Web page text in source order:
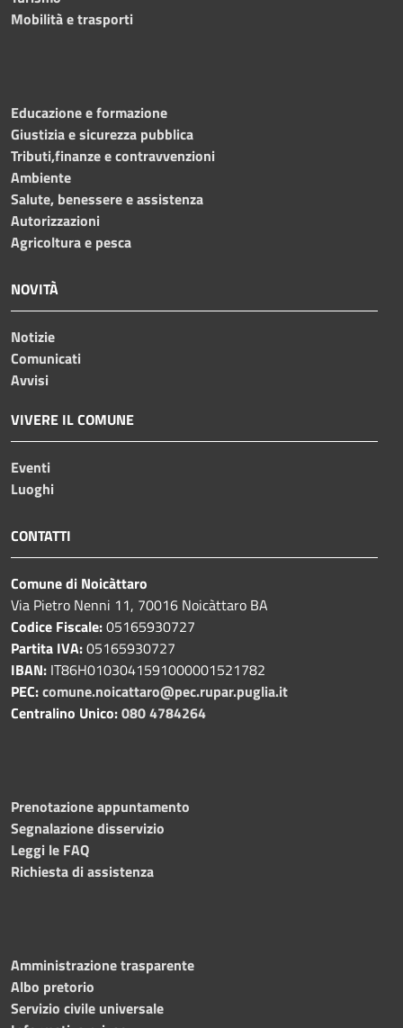
Mobilità e trasporti
Educazione e formazione
Giustizia e sicurezza pubblica
Tributi,finanze e contravvenzioni
Ambiente
Salute, benessere e assistenza
Autorizzazioni
Agricoltura e pesca
NOVITÀ
Notizie
Comunicati
Avvisi
VIVERE IL COMUNE
Eventi
Luoghi
CONTATTI
Comune di Noicàttaro
Via Pietro Nenni 11, 70016 Noicàttaro BA
Codice Fiscale:05165930727
Partita IVA:05165930727
IBAN: IT86H0103041591000001521782
PEC:comune.noicattaro@pec.rupar.puglia.it
Centralino Unico:080 4784264
Prenotazione appuntamento
Segnalazione disservizio
Leggi le FAQ
Richiesta di assistenza
Amministrazione trasparente
Albo pretorio
Servizio civile universale